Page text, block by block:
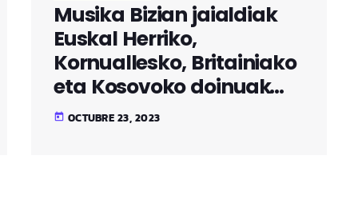
Musika Bizian jaialdiak
Euskal Herriko,
Kornuallesko, Britainiako
eta Kosovoko doinuak
ekarriko ditu Galdakaora
today OCTUBRE 23, 2023